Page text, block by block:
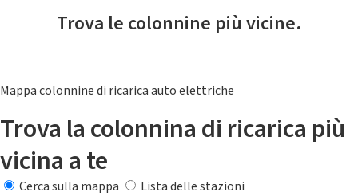
Trova le colonnine più vicine.
Mappa colonnine di ricarica auto elettriche
Trova la colonnina di ricarica più
vicina a te
Cerca sulla mappa
Lista delle stazioni